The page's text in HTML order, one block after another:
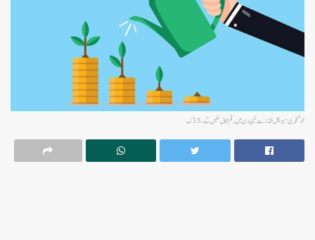
خوشخبری: میوچل فنڈز سے تین دن میں رقم نکال سکیں گے، 15 ک